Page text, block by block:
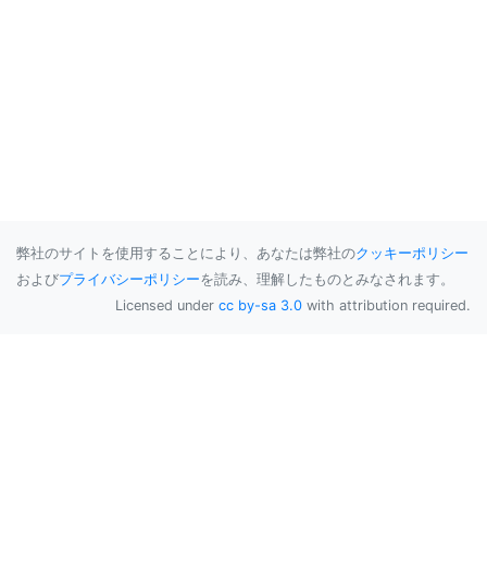
弊社のサイトを使用することにより、あなたは弊社のクッキーポリシー
およびプライバシーポリシーを読み、理解したものとみなされます。
Licensed under cc by-sa 3.0 with attribution required.